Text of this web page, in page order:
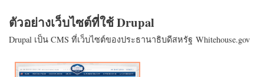
ตัวอย่างเว็บไซต์ที่ใช้ Drupal
Drupal เป็น CMS ที่เว็บไซต์ของประธานาธิบดีสหรัฐ Whitehouse.gov